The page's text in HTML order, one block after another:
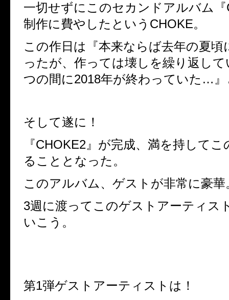
一切せずにこのセカンドアルバム
制作に費やしたというCHOKE。
この作日は『本来ならば去年の夏頃
ったが、作っては壊しを繰り返し
つの間に2018年が終わっていた…
そして遂に！
『CHOKE2』が完成、満を持して
ることとなった。
このアルバム、ゲストが非常に豪華
3週に渡ってこのゲストアーティス
いこう。
第1弾ゲストアーティストは！